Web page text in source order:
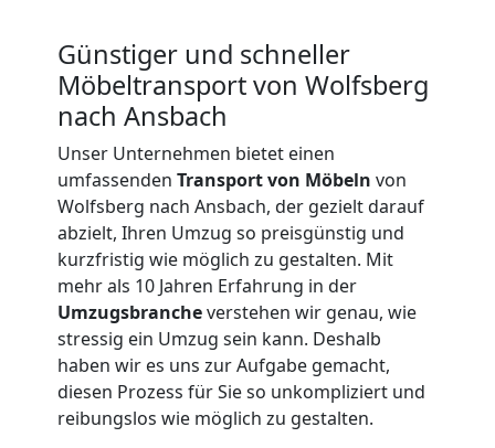
Günstiger und schneller
Möbeltransport von Wolfsberg
nach Ansbach
Unser Unternehmen bietet einen
umfassenden Transport von Möbeln von
Wolfsberg nach Ansbach, der gezielt darauf
abzielt, Ihren Umzug so preisgünstig und
kurzfristig wie möglich zu gestalten. Mit
mehr als 10 Jahren Erfahrung in der
Umzugsbrancheverstehen wir genau, wie
stressig ein Umzug sein kann. Deshalb
haben wir es uns zur Aufgabe gemacht,
diesen Prozess für Sie so unkompliziert und
reibungslos wie möglich zu gestalten.